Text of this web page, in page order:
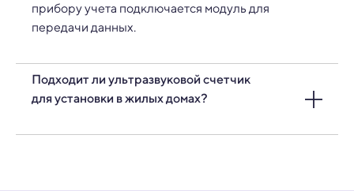
прибору учета подключается модуль для
передачи данных.
Подходит ли ультразвуковой счетчик
для установки в жилых домах?